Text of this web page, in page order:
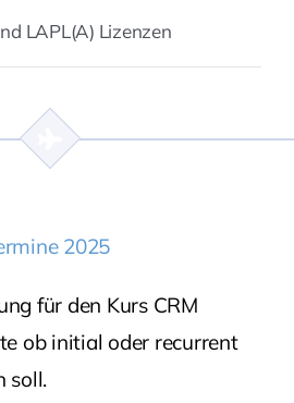
LAPL(A) Lizenzen
2025
für den Kurs CRM
ob initial oder recurrent
soll.